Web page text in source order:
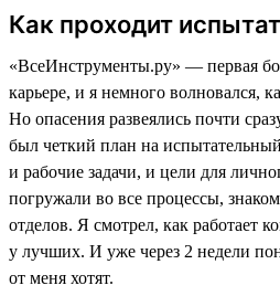
Как проходит
«ВсеИнструменты.ру» — первая
карьере, и я немного волновался,
Но опасения развеялись почти
был четкий план на
и рабочие задачи, и цели для
погружали во все процессы,
отделов. Я смотрел, как работает
у лучших. И уже через 2 недели
от меня хотят.